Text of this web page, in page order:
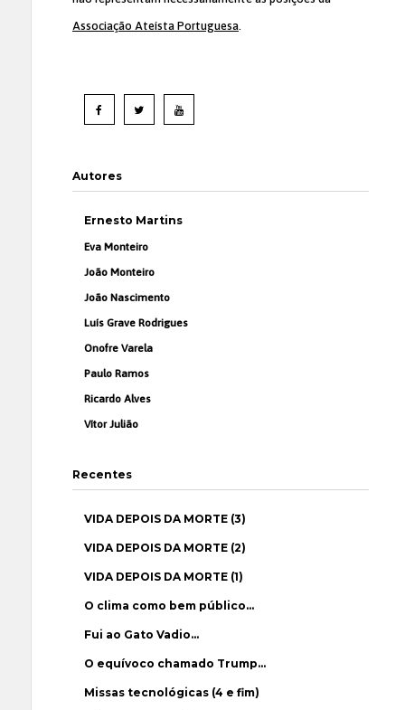
Associação Ateísta Portuguesa.
Autores
Ernesto Martins
Eva Monteiro
João Monteiro
João Nascimento
Luís Grave Rodrigues
Onofre Varela
Paulo Ramos
Ricardo Alves
Vítor Julião
Recentes
VIDA DEPOIS DA MORTE (3)
VIDA DEPOIS DA MORTE (2)
VIDA DEPOIS DA MORTE (1)
O clima como bem público…
Fui ao Gato Vadio…
O equívoco chamado Trump…
Missas tecnológicas (4 e fim)